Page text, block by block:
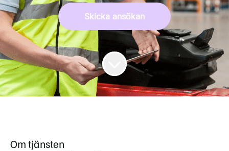
Skicka ansökan
Om tjänsten